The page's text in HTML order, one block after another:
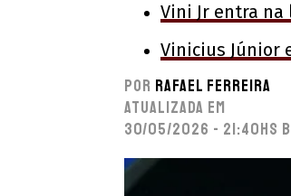
Vini Jr entra
Vinicius Júnior
Por Rafael Ferreira
Atualizada em
30/05/2026 - 21:40hs